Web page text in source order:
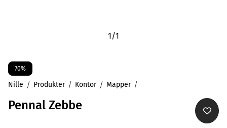
1/1
70%
Nille Produkter Kontor Mapper
Pennal Zebbe